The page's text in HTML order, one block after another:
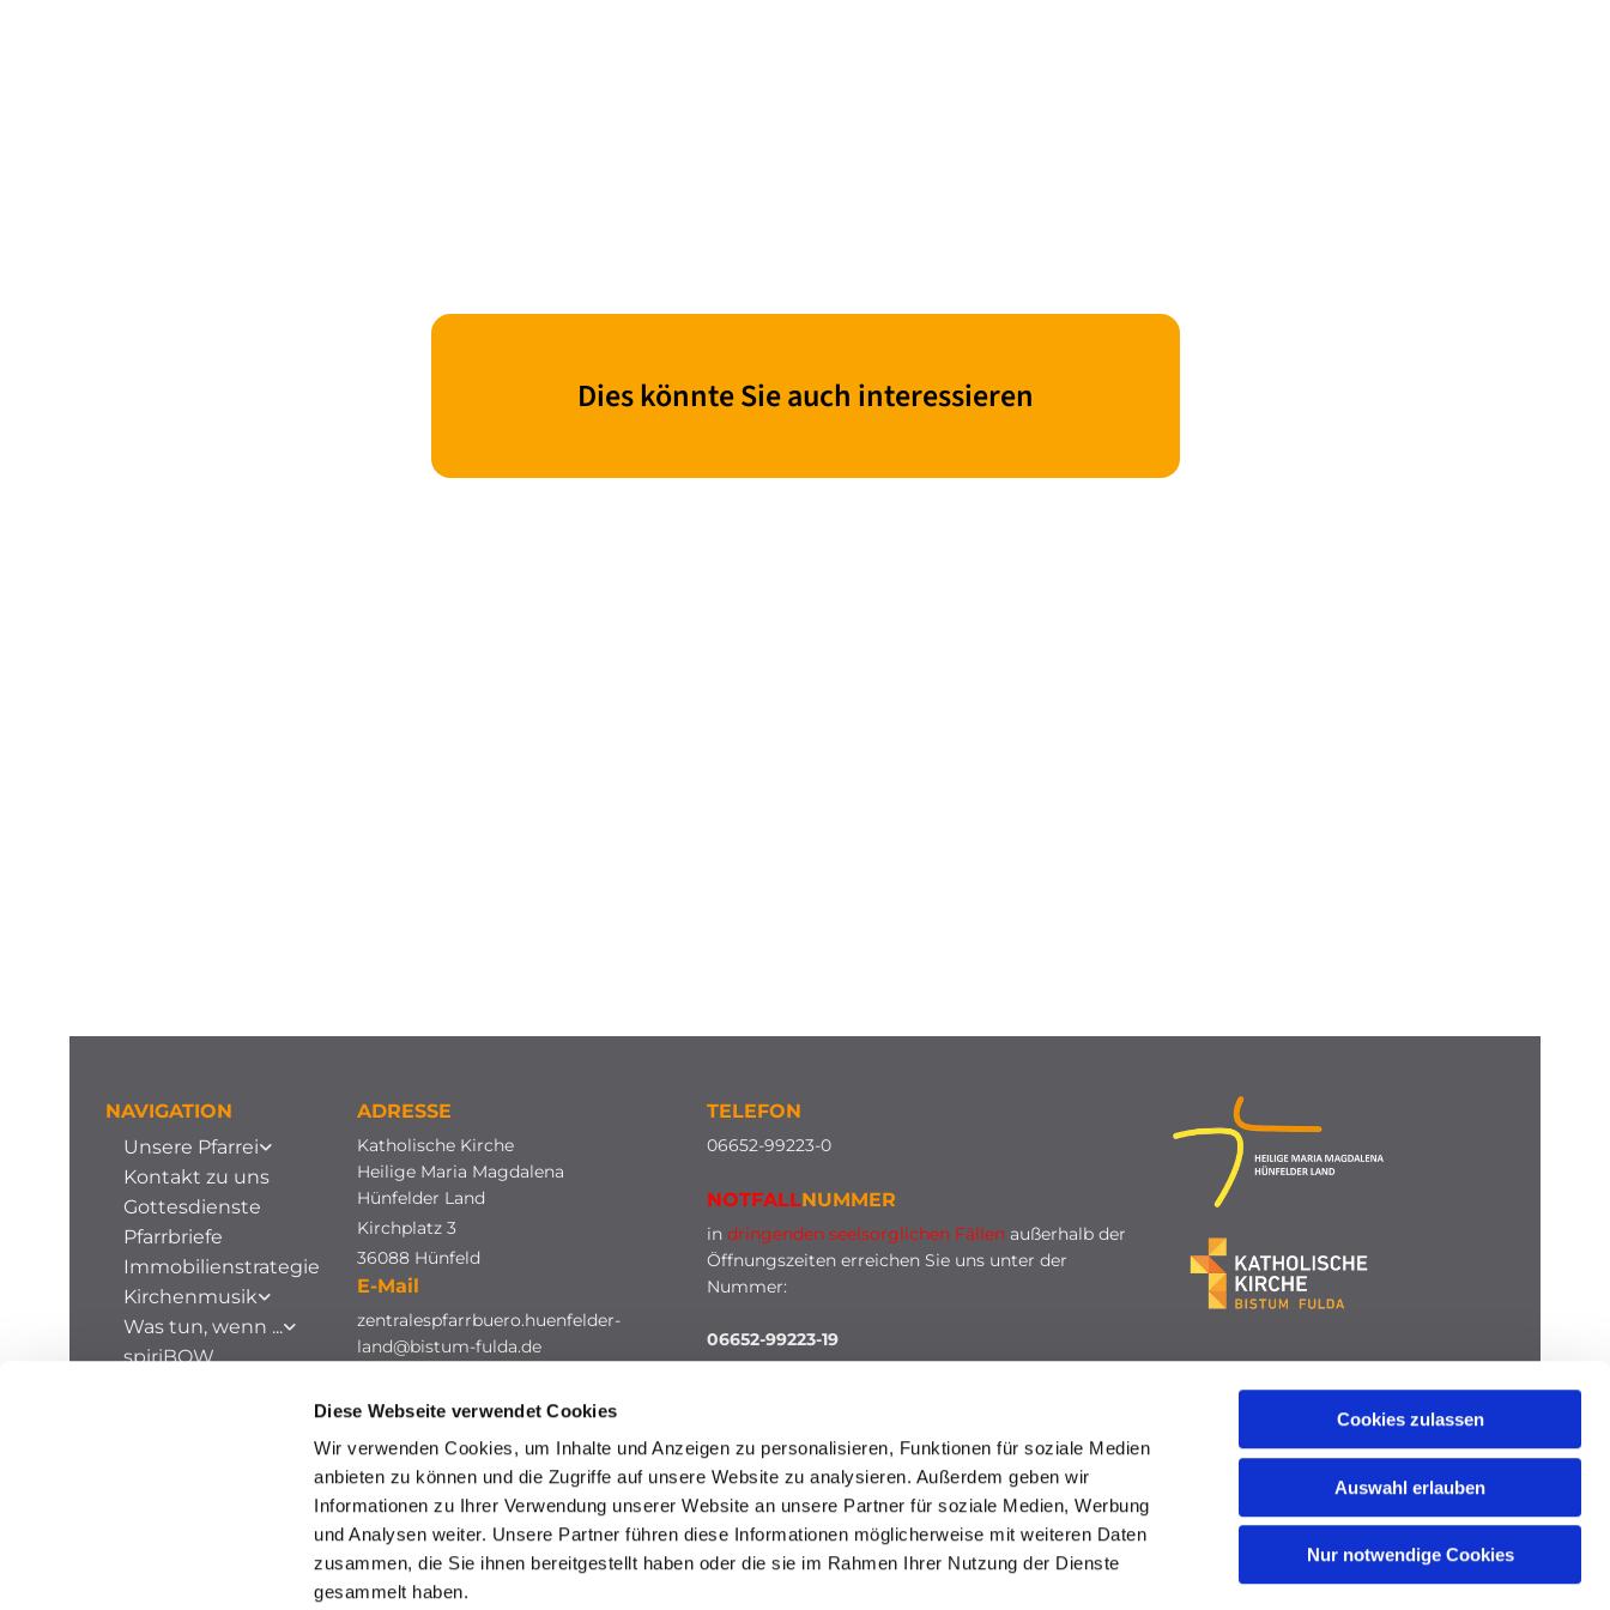
Diese Webseite verwendet Cookies
Wir verwenden Cookies, um Inhalte und Anzeigen zu personalisieren, Funktionen für soziale Medien
anbieten zu können und die Zugriffe auf unsere Website zu analysieren. Außerdem geben wir
Informationen zu Ihrer Verwendung unserer Website an unsere Partner für soziale Medien, Werbung
und Analysen weiter. Unsere Partner führen diese Informationen möglicherweise mit weiteren Daten
zusammen, die Sie ihnen bereitgestellt haben oder die sie im Rahmen Ihrer Nutzung der Dienste
gesammelt haben.
Cookies zulassen
Auswahl erlauben
Nur notwendige Cookies
Dies könnte Sie auch interessieren
NAVIGATION
Unsere Pfarrei
Kontakt zu uns
Gottesdienste
Pfarrbriefe
Immobilienstrategie
Kirchenmusik
Was tun, wenn ...
spiriBOW
ADRESSE
Katholische Kirche
Heilige Maria Magdalena
Hünfelder Land
Kirchplatz 3
36088 Hünfeld
E-Mail
zentralespfarrbuero.huenfelder-
land@bistum-fulda.de
TELEFON
06652-99223-0
NOTFALLNUMMER
in dringenden seelsorglichen Fällenaußerhalb der
Öffnungszeiten erreichen Sie uns unter der
Nummer:
06652-99223-19
HINWEISGEBERSCHUTZ